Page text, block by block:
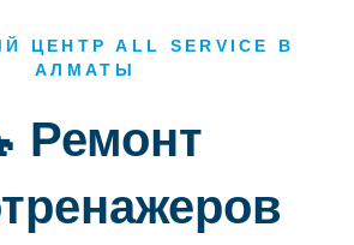
ЦЕНТР ALL SERVICE В
АЛМАТЫ
Ремонт